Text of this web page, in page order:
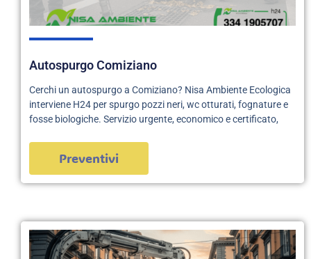
Autospurgo Comiziano
Cerchi un autospurgo a Comiziano? Nisa Ambiente Ecologica
interviene H24 per spurgo pozzi neri, wc otturati, fognature e
fosse biologiche. Servizio urgente, economico e certificato,
Preventivi